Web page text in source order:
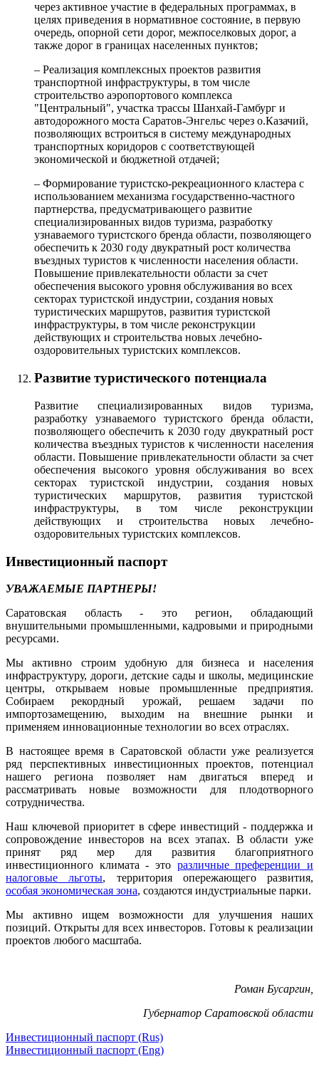
через активное участие в федеральных программах, в
целях приведения в нормативное состояние, в первую
очередь, опорной сети дорог, межпоселковых дорог, а
также дорог в границах населенных пунктов;
– Реализация комплексных проектов развития
транспортной инфраструктуры, в том числе
строительство аэропортового комплекса
"Центральный", участка трассы Шанхай-Гамбург и
автодорожного моста Саратов-Энгельс через о.Казачий,
позволяющих встроиться в систему международных
транспортных коридоров с соответствующей
экономической и бюджетной отдачей;
– Формирование туристско-рекреационного кластера с
использованием механизма государственно-частного
партнерства, предусматривающего развитие
специализированных видов туризма, разработку
узнаваемого туристского бренда области, позволяющего
обеспечить к 2030 году двукратный рост количества
въездных туристов к численности населения области.
Повышение привлекательности области за счет
обеспечения высокого уровня обслуживания во всех
секторах туристской индустрии, создания новых
туристических маршрутов, развития туристской
инфраструктуры, в том числе реконструкции
действующих и строительства новых лечебно-
оздоровительных туристских комплексов.
Развитие туристического потенциала
Развитие специализированных видов туризма,
разработку узнаваемого туристского бренда области,
позволяющего обеспечить к 2030 году двукратный рост
количества въездных туристов к численности населения
области. Повышение привлекательности области за счет
обеспечения высокого уровня обслуживания во всех
секторах туристской индустрии, создания новых
туристических маршрутов, развития туристской
инфраструктуры, в том числе реконструкции
действующих и строительства новых лечебно-
оздоровительных туристских комплексов.
Инвестиционный паспорт
УВАЖАЕМЫЕ ПАРТНЕРЫ!
Саратовская область - это регион, обладающий
внушительными промышленными, кадровыми и природными
ресурсами.
Мы активно строим удобную для бизнеса и населения
инфраструктуру, дороги, детские сады и школы, медицинские
центры, открываем новые промышленные предприятия.
Собираем рекордный урожай, решаем задачи по
импортозамещению, выходим на внешние рынки и
применяем инновационные технологии во всех отраслях.
В настоящее время в Саратовской области уже реализуется
ряд перспективных инвестиционных проектов, потенциал
нашего региона позволяет нам двигаться вперед и
рассматривать новые возможности для плодотворного
сотрудничества.
Наш ключевой приоритет в сфере инвестиций - поддержка и
сопровождение инвесторов на всех этапах. В области уже
принят ряд мер для развития благоприятного
инвестиционного климата - это различные преференции и
налоговые льготы, территория опережающего развития,
особая экономическая зона, создаются индустриальные парки.
Мы активно ищем возможности для улучшения наших
позиций. Открыты для всех инвесторов. Готовы к реализации
проектов любого масштаба.
Роман Бусаргин,
Губернатор Саратовской области
Инвестиционный паспорт (Rus)
Инвестиционный паспорт (Eng)